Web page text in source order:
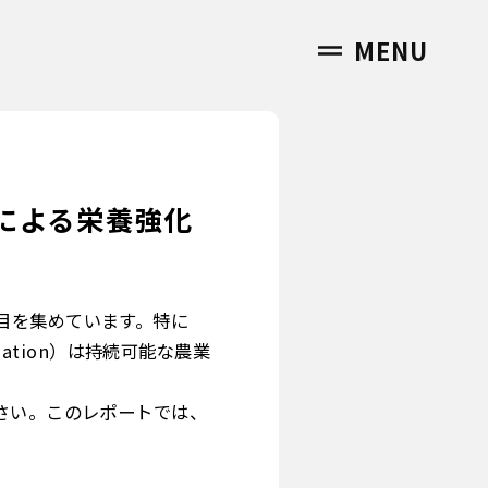
MENU
よる栄養強化
を集めています。特に
）は持続可能な農業
。このレポートでは、